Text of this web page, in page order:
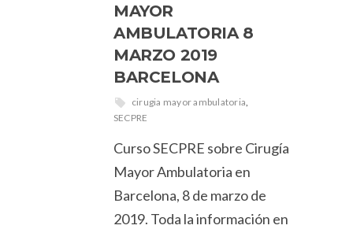
MAYOR
AMBULATORIA 8
MARZO 2019
BARCELONA
cirugia mayor ambulatoria,
SECPRE
Curso SECPRE sobre Cirugía
Mayor Ambulatoria en
Barcelona, 8 de marzo de
2019. Toda la información en